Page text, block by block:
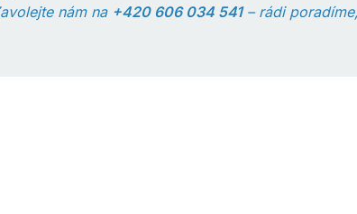
nám na +420 606 034 541– rádi